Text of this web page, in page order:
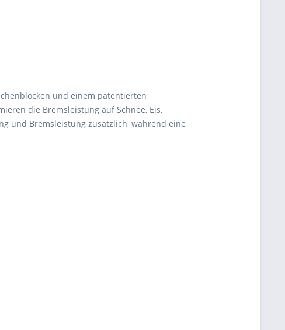
und einem patentierten
die Bremsleistung auf Schnee, Eis,
und Bremsleistung zusätzlich, während eine